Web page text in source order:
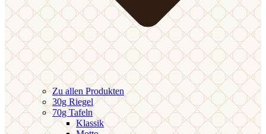
Zu allen Produkten
30g Riegel
70g Tafeln
Klassik